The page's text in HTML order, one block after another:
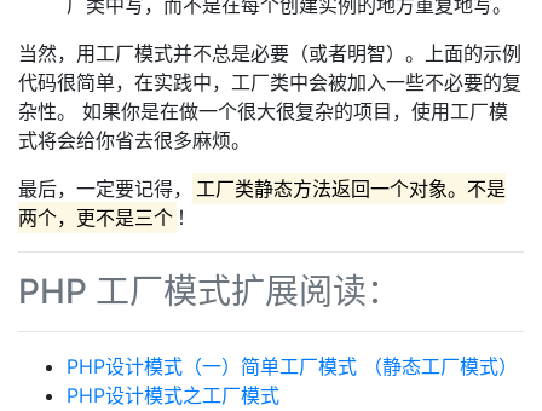
厂类中写，而不是在每个创建实例的地方重复地写。
当然，用工厂模式并不总是必要（或者明智）。上面的示例
代码很简单，在实践中，工厂类中会被加入一些不必要的复
杂性。 如果你是在做一个很大很复杂的项目，使用工厂模
式将会给你省去很多麻烦。
最后，一定要记得，
工厂类静态方法返回一个对象。不是
两个，更不是三个 ！
PHP 工厂模式扩展阅读：
PHP设计模式（一）简单工厂模式 （静态工厂模式）
PHP设计模式之工厂模式